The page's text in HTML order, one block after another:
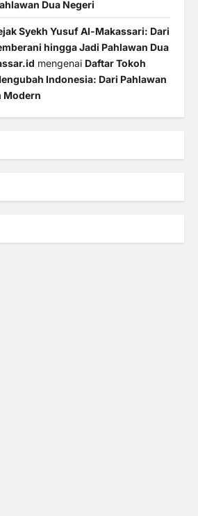
Dua Negeri
Syekh Yusuf Al-Makassari: Dari
hingga Jadi Pahlawan Dua
mengenai Daftar Tokoh
Indonesia: Dari Pahlawan
Modern